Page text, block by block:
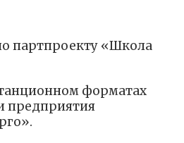
партпроекту «Школа
форматах
предприятия